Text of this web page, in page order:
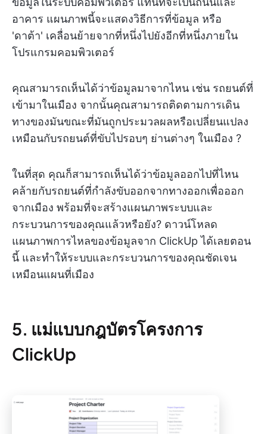
อาคาร แผนภาพนี้จะแสดงวิธีการที่ข้อมูล หรือ
'ดาต้า' เคลื่อนย้ายจากที่หนึ่งไปยังอีกที่หนึ่งภายใน
โปรแกรมคอมพิวเตอร์
คุณสามารถเห็นได้ว่าข้อมูลมาจากไหน เช่น รถยนต์ที่
เข้ามาในเมือง จากนั้นคุณสามารถติดตามการเดิน
ทางของมันขณะที่มันถูกประมวลผลหรือเปลี่ยนแปลง
เหมือนกับรถยนต์ที่ขับไปรอบๆ ย่านต่างๆ ในเมือง ?️
ในที่สุด คุณก็สามารถเห็นได้ว่าข้อมูลออกไปที่ไหน
คล้ายกับรถยนต์ที่กำลังขับออกจากทางออกเพื่อออก
จากเมือง พร้อมที่จะสร้างแผนภาพระบบและ
กระบวนการของคุณแล้วหรือยัง? ดาวน์โหลด
แผนภาพการไหลของข้อมูลจาก ClickUp ได้เลยตอน
นี้ และทำให้ระบบและกระบวนการของคุณชัดเจน
เหมือนแผนที่เมือง
5. แม่แบบกฎบัตรโครงการ
ClickUp